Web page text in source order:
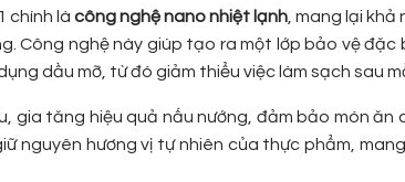
chính là công nghệ nano nhiệt lạnh, mang lại khả
Công nghệ này giúp tạo ra một lớp bảo vệ đặc
dầu mỡ, từ đó giảm thiểu việc làm sạch sau
gia tăng hiệu quả nấu nướng, đảm bảo món ăn
nguyên hương vị tự nhiên của thực phẩm,